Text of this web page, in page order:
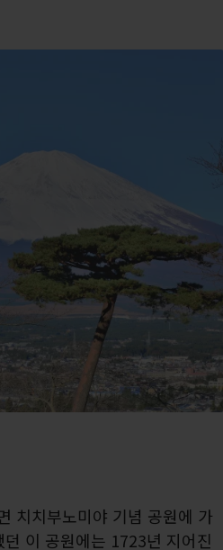
치치부노미야 기념 공원에 가
이 공원에는 1723년 지어진